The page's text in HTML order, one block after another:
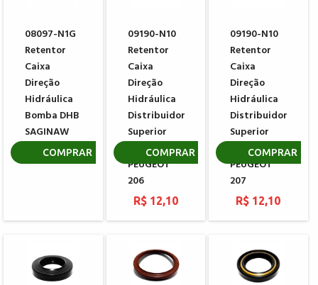
08097-N1G
Retentor
Caixa
Direção
Hidráulica
Bomba DHB
SAGINAW
R$ 15,24
COMPRAR
09190-N10
Retentor
Caixa
Direção
Hidráulica
Distribuidor
Superior
KOYO
PEUGEOT
206
R$ 12,10
COMPRAR
09190-N10
Retentor
Caixa
Direção
Hidráulica
Distribuidor
Superior
KOYO
PEUGEOT
207
R$ 12,10
COMPRAR